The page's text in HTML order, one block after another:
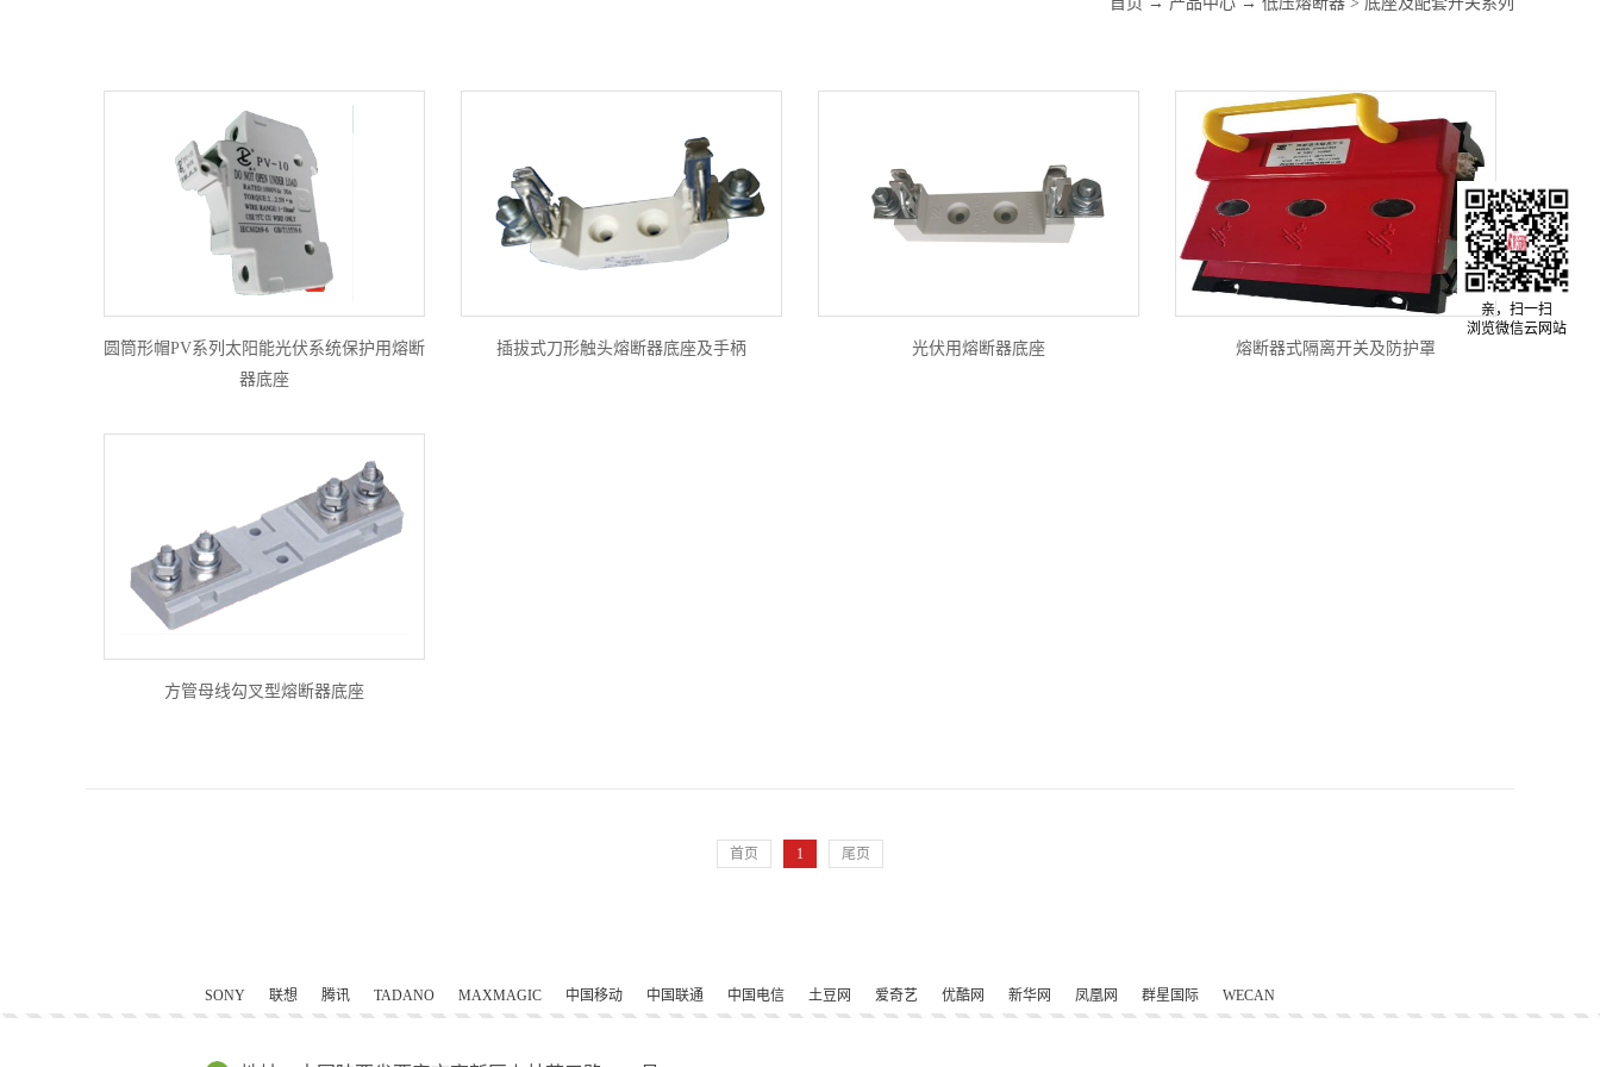
圆筒形帽PV系列太阳能光伏系统保护用熔断
器底座
插拔式刀形触头熔断器底座及手柄 光伏用熔断器底座 熔断器式隔离开关及防护罩
方管母线勾叉型熔断器底座
首页 1 尾页
SONY 联想 腾讯 TADANO MAXMAGIC 中国移动 中国联通 中国电信 土豆网 爱奇艺 优酷网 新华网 凤凰网 群星国际 WECAN
亲，扫一扫
浏览微信云网站